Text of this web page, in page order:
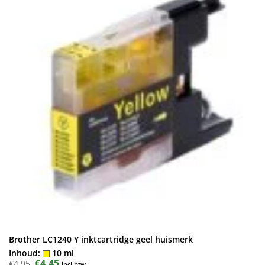
Brother LC1240 Y inktcartridge geel huismerk
Inhoud:
10 ml
Oorspronkelijke
Huidige